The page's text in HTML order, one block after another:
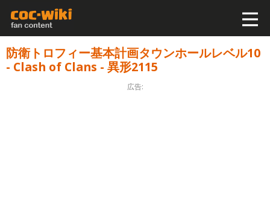
防衛トロフィー基本計画タウンホールレベル10
- Clash of Clans - 異形2115
広告: